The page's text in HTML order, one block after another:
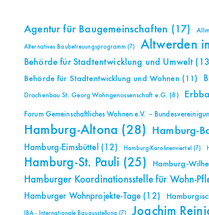
Agentur für Baugemeinschaften (17)
Alternatives Baubetreuungsprogramm(7) Altwerden
Behörde für Stadtentwicklung und Umwelt
Behörde für Stadtentwicklung und Wohnen(11)
Drachenbau St. Georg Wohngenossenschaft e.G. (8)
Forum Gemeinschaftliches Wohnen e.V. –
Hamburg-Altona (28) Hamburg-
Hamburg-Eimsbüttel (12) Hamburg-Karolinenviertel (7)
Hamburg-St. Pauli (25) Hamburg-
Hamburger Koordinationsstelle für Wohn-
Hamburger Wohnprojekte-Tage (12)
IBA - Internationale Bauausstellung (7) Joachim